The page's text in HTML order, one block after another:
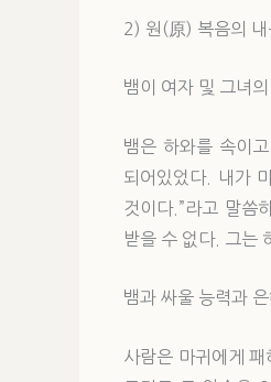
2) 원(原) 복음의 내
뱀이 여자 및 그녀
뱀은 하와를 속이
되어있었다. 내가
것이다.”라고 말씀
받을 수 없다. 그는
뱀과 싸울 능력과
사람은 마귀에게